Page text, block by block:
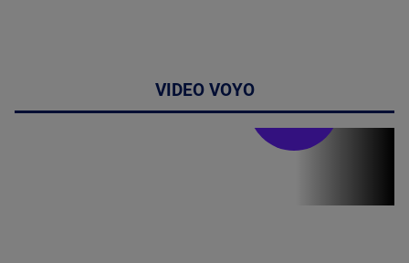
VIDEO VOYO